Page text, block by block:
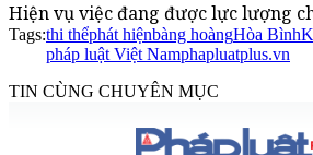
Hiện vụ việc đang được lực lượng
Tags:thi thểphát hiệnbàng hoàngHòa Bình
pháp luật Việt Namphapluatplus.vn
TIN CÙNG CHUYÊN MỤC